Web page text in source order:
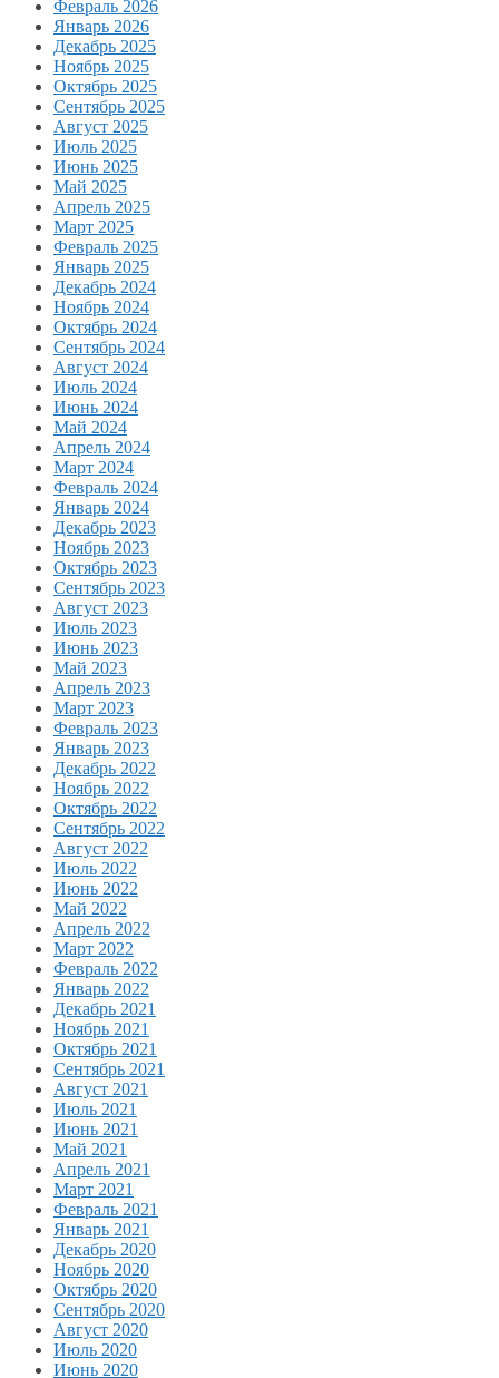
Февраль 2026
Январь 2026
Декабрь 2025
Ноябрь 2025
Октябрь 2025
Сентябрь 2025
Август 2025
Июль 2025
Июнь 2025
Май 2025
Апрель 2025
Март 2025
Февраль 2025
Январь 2025
Декабрь 2024
Ноябрь 2024
Октябрь 2024
Сентябрь 2024
Август 2024
Июль 2024
Июнь 2024
Май 2024
Апрель 2024
Март 2024
Февраль 2024
Январь 2024
Декабрь 2023
Ноябрь 2023
Октябрь 2023
Сентябрь 2023
Август 2023
Июль 2023
Июнь 2023
Май 2023
Апрель 2023
Март 2023
Февраль 2023
Январь 2023
Декабрь 2022
Ноябрь 2022
Октябрь 2022
Сентябрь 2022
Август 2022
Июль 2022
Июнь 2022
Май 2022
Апрель 2022
Март 2022
Февраль 2022
Январь 2022
Декабрь 2021
Ноябрь 2021
Октябрь 2021
Сентябрь 2021
Август 2021
Июль 2021
Июнь 2021
Май 2021
Апрель 2021
Март 2021
Февраль 2021
Январь 2021
Декабрь 2020
Ноябрь 2020
Октябрь 2020
Сентябрь 2020
Август 2020
Июль 2020
Июнь 2020